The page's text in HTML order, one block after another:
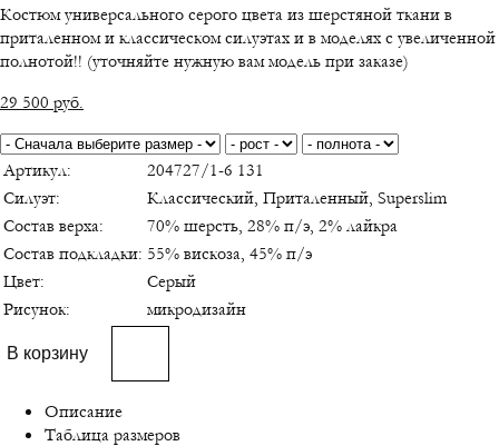
Костюм универсального серого цвета из шерстяной ткани в
приталенном и классическом силуэтах и в моделях с увеличенной
полнотой!! (уточняйте нужную вам модель при заказе)
29 500 руб.
Артикул:
204727/1-6 131
Силуэт:
Классический, Приталенный, Superslim
Состав верха:
70% шерсть, 28% п/э, 2% лайкра
Состав подкладки: 55% вискоза, 45% п/э
Цвет:
Серый
Рисунок:
микродизайн
В корзину
Описание
Таблица размеров